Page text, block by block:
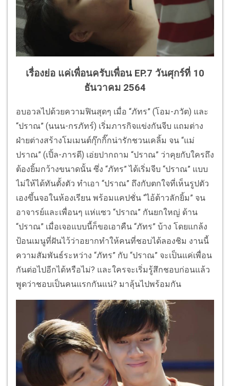
เรื่องย่อ แค่เพื่อนครับเพื่อน EP.7 วันศุกร์ที่ 10
ธันวาคม 2564
อบอวลไปด้วยความฟินสุดๆ เมื่อ “ภัทร” (โอม-ภวัต) และ
“ปราณ” (นนน-กรภัทร์) เริ่มภารกิจแข่งกันจีบ แถมต่าง
ฝ่ายต่างสร้างโมเมนต์กุ๊กกิ๊กน่ารักชวนเคลิ้ม จน “แม่
ปราณ” (เปิ้ล-ภารดี) เอ่ยปากถาม “ปราณ” ว่าคุยกับใครถึง
ต้องยิ้มกว้างขนาดนั้น ซึ่ง “ภัทร” ได้เริ่มจีบ “ปราณ” แบบ
ไม่ให้ได้ทันตั้งตัว ทำเอา “ปราณ” ถึงกับตกใจที่เห็นรูปตัว
เองขึ้นจอในห้องเรียน พร้อมแคปชั่น “ไอ้ต้าวลักยิ้ม” จน
อาจารย์และเพื่อนๆ แห่แซว “ปราณ” กันยกใหญ่ ด้าน
“ปราณ” เมื่อเจอแบบนี้ก็ขอเอาคืน “ภัทร” บ้าง โดยแกล้ง
ป้อนเมนูที่ฝันไว้ว่าอยากทำให้คนที่ชอบได้ลองชิม งานนี้
ความสัมพันธ์ระหว่าง “ภัทร” กับ “ปราณ” จะเป็นแค่เพื่อน
กันต่อไปอีกได้หรือไม่? และใครจะเริ่มรู้สึกชอบก่อนแล้ว
พูดว่าชอบเป็นคนแรกกันแน่? มาลุ้นไปพร้อมกัน